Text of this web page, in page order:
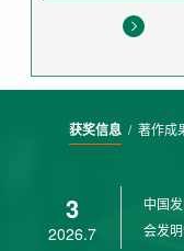
获奖信息/ 著作成
3
2026.7
中国
会发